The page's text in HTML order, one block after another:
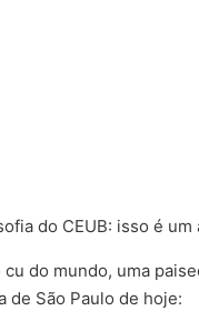
do CEUB: isso é
do mundo, uma
de São Paulo de hoje: